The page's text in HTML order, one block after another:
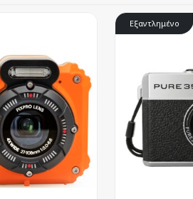
Εξαντλημένο